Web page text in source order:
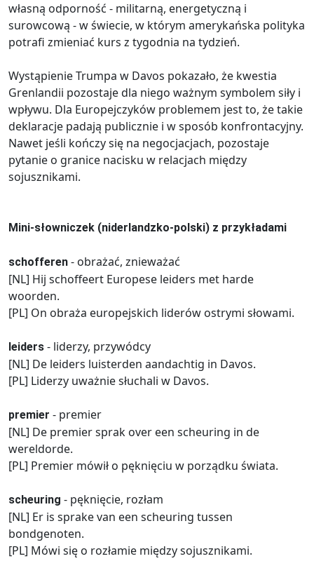
własną odporność - militarną, energetyczną i
surowcową - w świecie, w którym amerykańska polityka
potrafi zmieniać kurs z tygodnia na tydzień.
Wystąpienie Trumpa w Davos pokazało, że kwestia
Grenlandii pozostaje dla niego ważnym symbolem siły i
wpływu. Dla Europejczyków problemem jest to, że takie
deklaracje padają publicznie i w sposób konfrontacyjny.
Nawet jeśli kończy się na negocjacjach, pozostaje
pytanie o granice nacisku w relacjach między
sojusznikami.
Mini-słowniczek (niderlandzko-polski) z przykładami
schofferen - obrażać, znieważać
[NL] Hij schoffeert Europese leiders met harde
woorden.
[PL] On obraża europejskich liderów ostrymi słowami.
leiders - liderzy, przywódcy
[NL] De leiders luisterden aandachtig in Davos.
[PL] Liderzy uważnie słuchali w Davos.
premier - premier
[NL] De premier sprak over een scheuring in de
wereldorde.
[PL] Premier mówił o pęknięciu w porządku świata.
scheuring - pęknięcie, rozłam
[NL] Er is sprake van een scheuring tussen
bondgenoten.
[PL] Mówi się o rozłamie między sojusznikami.